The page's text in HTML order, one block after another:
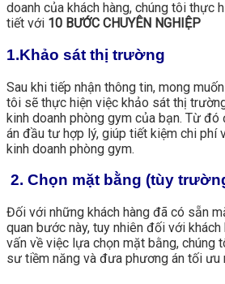
doanh của khách hàng, chúng tôi thực
tiết với 10 BƯỚC CHUYÊN NGHIỆP
1.Khảo sát thị trường
Sau khi tiếp nhận thông tin, mong
tôi sẽ thực hiện việc khảo sát thị
kinh doanh phòng gym của bạn. Từ
án đầu tư hợp lý, giúp tiết kiệm chi phí
kinh doanh phòng gym.
2. Chọn mặt bằng (tùy
Đối với những khách hàng đã có sẵn
quan bước này, tuy nhiên đối với
vấn về việc lựa chọn mặt bằng, chúng
sư tiềm năng và đưa phương án tối ưu